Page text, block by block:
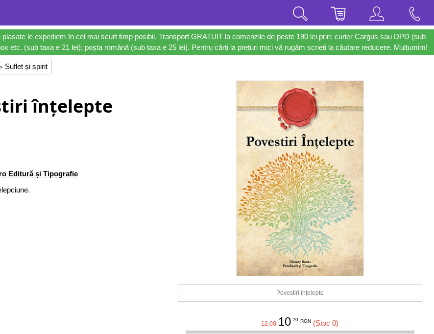
le expediem în cel mai scurt timp posibil. Transport GRATUIT la comenzile de peste 190 lei prin: curier Cargus sau DPD (sub
etc. (sub taxa e 21 lei); poșta română (sub taxa e 25 lei). Pentru cărți la prețuri mici vă rugăm scrieți la căutare reducere. Mulțumim!
Suflet și spirit
înțelepte
Editură și Tipografie
Povestiri înțelepte
12.00 10 .20 RON (Stoc 0)